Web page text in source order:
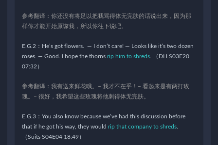
参考翻译：你还没有将足以把我骂得体无完肤的话说出来，因为那
样你才能开始原谅我，所以你往下说吧。
E.G.2：He’s got flowers. — I don’t care! — Looks like it’s two dozen
roses. — Good. I hope the thorns rip him to shreds . （DH S03E20
07:32）
参考翻译：我有送来鲜花哦。– 我才不在乎！– 看起来是有两打玫
瑰。– 很好，我希望这些玫瑰将他刺得体无完肤。
E.G.3：You also know because we’ve had this discussion before
that if he got his way, they would rip that company to shreds
（Suits S04E04 18:49）